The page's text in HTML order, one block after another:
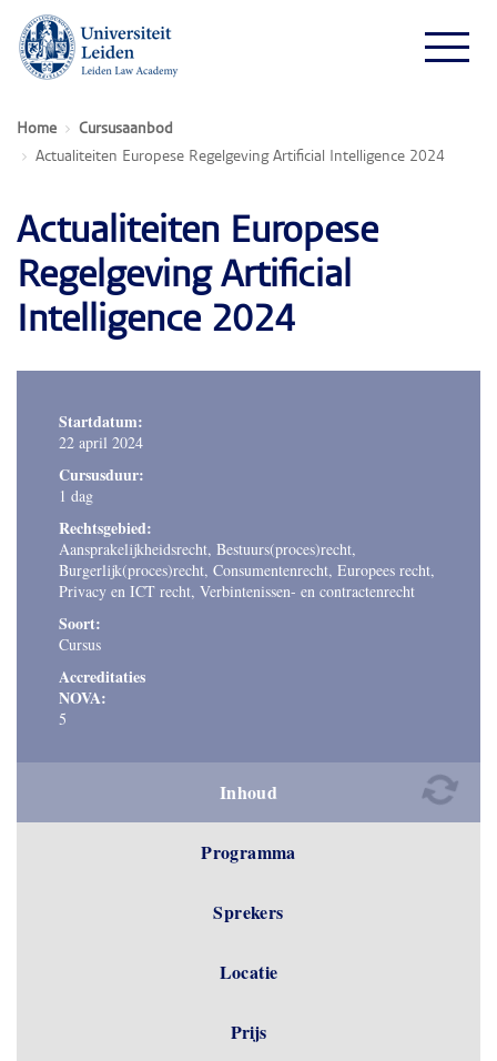
Home
Cursusaanbod
Actualiteiten Europese Regelgeving Artificial Intelligence 2024
Actualiteiten Europese
Regelgeving Artificial
Intelligence 2024
Startdatum:
22 april 2024
Cursusduur:
1 dag
Rechtsgebied:
Aansprakelijkheidsrecht, Bestuurs(proces)recht,
Burgerlijk(proces)recht, Consumentenrecht, Europees recht,
Privacy en ICT recht, Verbintenissen- en contractenrecht
Soort:
Cursus
Accreditaties
NOVA:
5
Inhoud
Programma
Sprekers
Locatie
Prijs